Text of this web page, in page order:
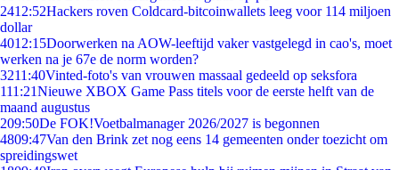
2412:52Hackers roven Coldcard-bitcoinwallets leeg voor 114 miljoen
dollar
4012:15Doorwerken na AOW-leeftijd vaker vastgelegd in cao's, moet
werken na je 67e de norm worden?
3211:40Vinted-foto's van vrouwen massaal gedeeld op seksfora
111:21Nieuwe XBOX Game Pass titels voor de eerste helft van de
maand augustus
209:50De FOK!Voetbalmanager 2026/2027 is begonnen
4809:47Van den Brink zet nog eens 14 gemeenten onder toezicht om
spreidingswet